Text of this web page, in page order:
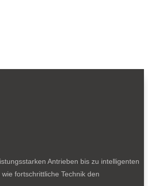
Antrieben bis zu intelligenten
fortschrittliche Technik den